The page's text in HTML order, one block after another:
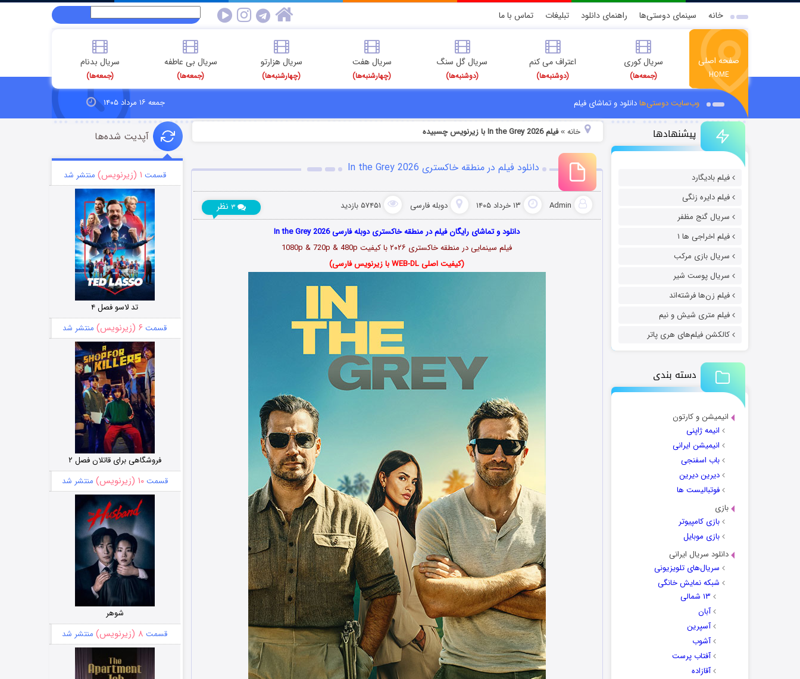
خانه سینمای دوستی‌ها راهنمای دانلود تبلیغات تماس با ما
صفحه اصلی
HOME
سریال کوری
(جمعه‌ها)
اعتراف می کنم
(دوشنبه‌ها)
سریال گل سنگ
(دوشنبه‌ها)
سریال هفت
(چهارشنبه‌ها)
سریال هزارتو
(چهارشنبه‌ها)
سریال بی عاطفه
(جمعه‌ها)
سریال بدنام
(جمعه‌ها)
وب‌سایت دوستی‌هادانلود و تماشای فیلم جمعه ۱۶ مرداد ۱۴۰۵
پیشنهادها
فیلم بادیگارد
فیلم دایره زنگی
سریال گنج مظفر
فیلم اخراجی ها ۱
سریال بازی مرکب
سریال پوست شیر
فیلم زن‌ها فرشته‌اند
فیلم متری شیش و نیم
کالکشن فیلم‌های هری پاتر
دسته بندی
انیمیشن و کارتون
انیمه ژاپنی
انیمیشن ایرانی
باب اسفنجی
دیرین دیرین
فوتبالیست ها
بازی
بازی کامپیوتر
بازی موبایل
دانلود سریال ایرانی
سریال‌های تلویزیونی
شبکه نمایش خانگی
۱۳ شمالی
آبان
آسپرین
آشوب
آفتاب پرست
آقازاده
خانه»فیلم In the Grey 2026 با زیرنویس چسبیده
دانلود فیلم در منطقه خاکستری In the Grey 2026
Admin ۱۳ خرداد ۱۴۰۵ دوبله فارسی ۵۷۴۵۱ بازدید ۳ نظر
دانلود و تماشای رایگان فیلم در منطقه خاکستری دوبله فارسی In the Grey 2026
فیلم سینمایی در منطقه خاکستری ۲۰۲۶ با کیفیت 1080p & 720p & 480p
(کیفیت اصلی WEB-DL با زیرنویس فارسی)
آپدیت شده‌ها
قسمت ۱ (زیرنویس) منتشر شد
تد لاسو فصل ۴
قسمت ۶ (زیرنویس) منتشر شد
فروشگاهی برای قاتلان فصل ۲
قسمت۱۰ (زیرنویس) منتشر شد
شوهر
قسمت ۸ (زیرنویس) منتشر شد